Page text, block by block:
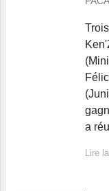
a
Lire